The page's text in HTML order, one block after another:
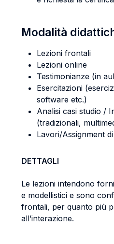
Modalità
Lezioni frontali
Lezioni online
Testimonianze (in
Esercitazioni
software etc.)
Analisi casi studio /
(tradizionali,
Lavori/Assignment
DETTAGLI
Le lezioni intendono
e modellistici e sono
frontali, per quanto più
all’interazione.